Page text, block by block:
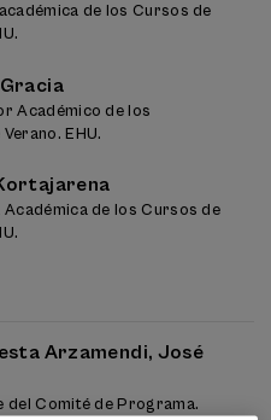
de los Cursos de
Académico de los
EHU.
de los Cursos de
Arzamendi, José
del Comité de Programa.